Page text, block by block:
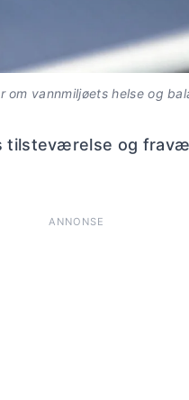
vannmiljøets helse og
tilsteværelse og
ANNONSE